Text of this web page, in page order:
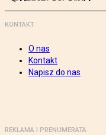
KONTAKT
O nas
Kontakt
Napisz do nas
REKLAMA I PRENUMERATA